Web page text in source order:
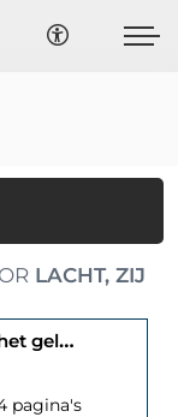
LACHT, ZIJ
Zij Lacht Guide Nieuw in het geloof
pagina's